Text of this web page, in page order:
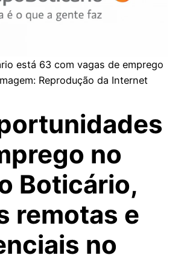
está 63 com vagas de emprego
Reprodução da Internet
no
Boticário,
remotas e
no